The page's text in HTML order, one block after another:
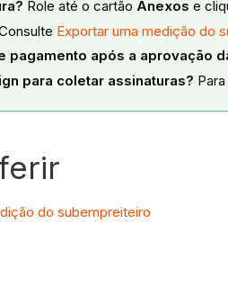
Role até o cartão Anexos e
Exportar uma medição do
pagamento após a aprovação
para coletar assinaturas?
do subempreiteiro